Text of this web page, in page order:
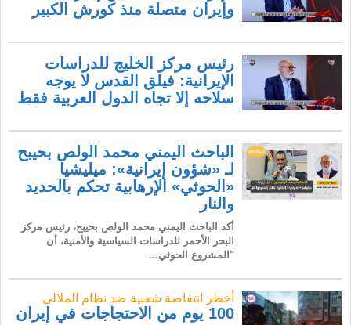
وإيران متصلة منذ كورش الكبير
رئيس مركز الخليج للدراسات
الإيرانية: فيلق القدس لا يوجه
سلاحه إلا تجاه الدول العربية فقط
الباحث اليمني محمد الولص بحيبح
لـ «شؤون إيرانية»: ميليشيا
«الحوثي» الإرهابية تحكم بالحديد
والنار
أكد الباحث اليمني محمد الولص بحيبح، رئيس مركز
البحر الأحمر للدراسات السياسية والأمنية، أن
"المشروع الحوثي...
أخطر انتفاضة شعبية ضد نظام الملالي
100 يوم من الاحتجاجات في إيران